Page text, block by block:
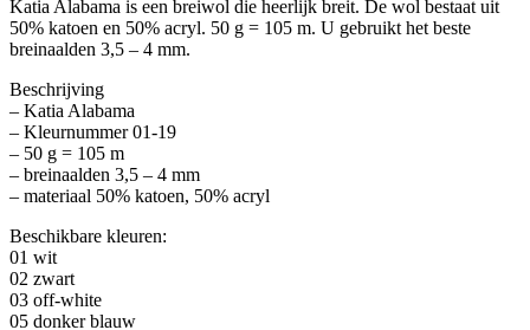
Katia Alabama is een breiwol die heerlijk breit. De wol bestaat uit
50% katoen en 50% acryl. 50 g = 105 m. U gebruikt het beste
breinaalden 3,5 – 4 mm.
Beschrijving
– Katia Alabama
– Kleurnummer 01-19
– 50 g = 105 m
– breinaalden 3,5 – 4 mm
– materiaal 50% katoen, 50% acryl
Beschikbare kleuren:
01 wit
02 zwart
03 off-white
05 donker blauw